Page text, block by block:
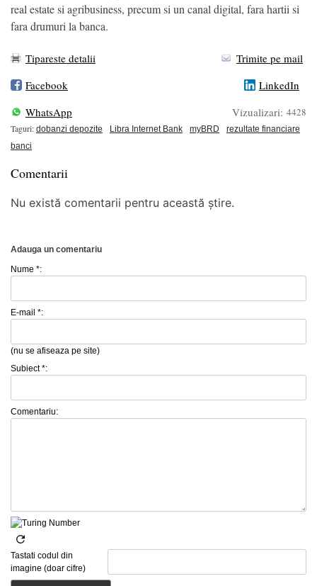
real estate si agribusiness, precum si un canal digital, fara hartii si
fara drumuri la banca.
Tipareste detalii
Trimite pe mail
Facebook
LinkedIn
WhatsApp
Vizualizari: 4428
Taguri: dobanzi depozite Libra Internet Bank myBRD
rezultate financiare
banci
Comentarii
Nu există comentarii pentru această știre.
Adauga un comentariu
Nume *:
E-mail *:
(nu se afiseaza pe site)
Subiect *:
Comentariu:
Tastati codul din
imagine (doar cifre)